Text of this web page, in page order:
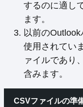
するのに適し
ます。
以前のOutlook
使用されてい
ァイルであり
含みます。
CSVファイルの準